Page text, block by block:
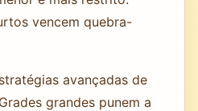
vencem quebra-
avançadas de
grandes punem a